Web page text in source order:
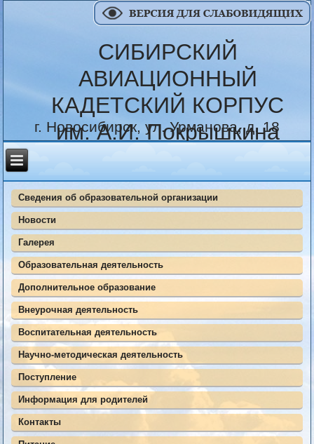
СИБИРСКИЙ
АВИАЦИОННЫЙ
КАДЕТСКИЙ КОРПУС
им. А.И. Покрышкина
г. Новосибирск, ул. Урманова, д. 18
Сведения об образовательной организации
Новости
Галерея
Образовательная деятельность
Дополнительное образование
Внеурочная деятельность
Воспитательная деятельность
Научно-методическая деятельность
Поступление
Информация для родителей
Контакты